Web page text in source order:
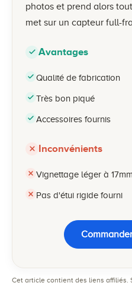
photos et prend alors
met sur un capteur full-
Avantages
Qualité de fabrication
Très bon piqué
Accessoires fournis
Inconvénients
Vignettage léger à 17mm
Pas d'étui rigide fourni
Cet article contient des liens affiliés.